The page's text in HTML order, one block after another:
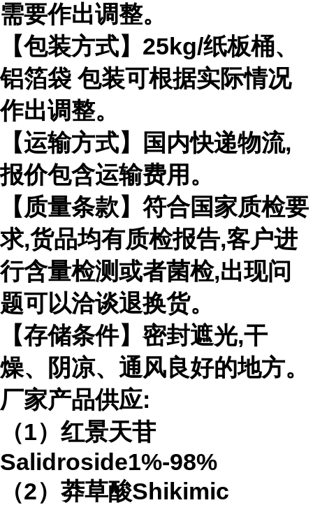
需要作出调整。
【包装方式】25kg/纸板桶、
铝箔袋 包装可根据实际情况
作出调整。
【运输方式】国内快递物流,
报价包含运输费用。
【质量条款】符合国家质检要
求,货品均有质检报告,客户进
行含量检测或者菌检,出现问
题可以洽谈退换货。
【存储条件】密封遮光,干
燥、阴凉、通风良好的地方。
厂家产品供应:
（1）红景天苷
Salidroside1%-98%
（2）莽草酸Shikimic